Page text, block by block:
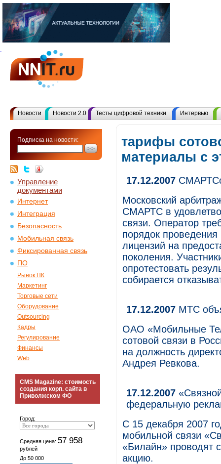
Новости Новости 2.0 Тесты цифровой техники Интервью
Подписка на новости:
Управление
документами
Интернет
Интеграция
Безопасность
Мобильная связь
Фиксированная связь
ПО
Рынок ПК
Маркетинг
Торговые сети
Оборудование
Outsourcing
Кадры
Регулирование
Финансы
Web
CMS Magazine: стоимость
создания корп. сайта в
Приволжском ФО
Город:
Средняя цена: 57 958
рублей
До 50 000
тарифы
материалы с
17.12.2007
Московский
СМАРТС в
связи. Оператор
порядок проведения
лицензий на
поколения.
опротестовать
собирается
17.12.2007 МТС
ОАО «Мобильные
сотовой связи в
на должность
Андрея Ревкова.
17.12.2007
федеральную
С 15 декабря 2007
мобильной связи
«Билайн» проводят
акцию.